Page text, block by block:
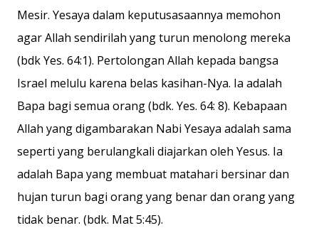
Mesir. Yesaya dalam keputusasaannya memohon
agar Allah sendirilah yang turun menolong mereka
(bdk Yes. 64:1). Pertolongan Allah kepada bangsa
Israel melulu karena belas kasihan-Nya. Ia adalah
Bapa bagi semua orang (bdk. Yes. 64: 8). Kebapaan
Allah yang digambarakan Nabi Yesaya adalah sama
seperti yang berulangkali diajarkan oleh Yesus. Ia
adalah Bapa yang membuat matahari bersinar dan
hujan turun bagi orang yang benar dan orang yang
tidak benar. (bdk. Mat 5:45).